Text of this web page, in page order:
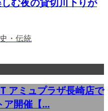
・伝統
アミュプラザ長崎店で
ア開催【...